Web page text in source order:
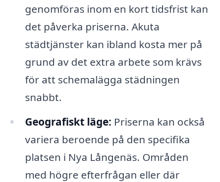
genomföras inom en kort tidsfrist kan
det påverka priserna. Akuta
städtjänster kan ibland kosta mer på
grund av det extra arbete som krävs
för att schemalägga städningen
snabbt.
Geografiskt läge: Priserna kan också
variera beroende på den specifika
platsen i Nya Långenäs. Områden
med högre efterfrågan eller där